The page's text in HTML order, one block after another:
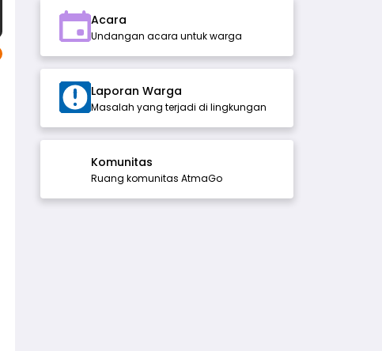
Acara
Undangan acara untuk warga
Laporan Warga
Masalah yang terjadi di lingkungan
Komunitas
Ruang komunitas AtmaGo